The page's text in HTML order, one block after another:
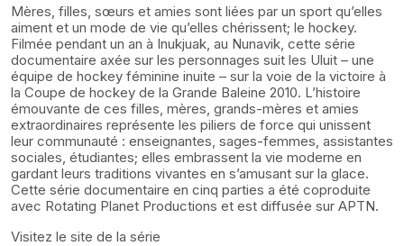
Mères, filles, sœurs et amies sont liées par un sport qu’elles
aiment et un mode de vie qu’elles chérissent; le hockey.
Filmée pendant un an à Inukjuak, au Nunavik, cette série
documentaire axée sur les personnages suit les Uluit – une
équipe de hockey féminine inuite – sur la voie de la victoire à
la Coupe de hockey de la Grande Baleine 2010. L’histoire
émouvante de ces filles, mères, grands-mères et amies
extraordinaires représente les piliers de force qui unissent
leur communauté : enseignantes, sages-femmes, assistantes
sociales, étudiantes; elles embrassent la vie moderne en
gardant leurs traditions vivantes en s’amusant sur la glace.
Cette série documentaire en cinq parties a été coproduite
avec Rotating Planet Productions et est diffusée sur APTN.
Visitez le site de la série